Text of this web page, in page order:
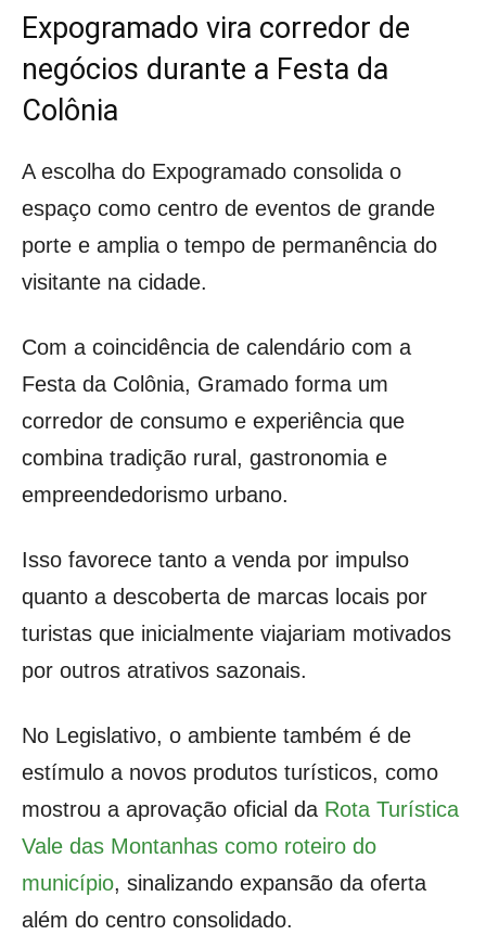
Expogramado vira corredor de
negócios durante a Festa da
Colônia
A escolha do Expogramado consolida o
espaço como centro de eventos de grande
porte e amplia o tempo de permanência do
visitante na cidade.
Com a coincidência de calendário com a
Festa da Colônia, Gramado forma um
corredor de consumo e experiência que
combina tradição rural, gastronomia e
empreendedorismo urbano.
Isso favorece tanto a venda por impulso
quanto a descoberta de marcas locais por
turistas que inicialmente viajariam motivados
por outros atrativos sazonais.
No Legislativo, o ambiente também é de
estímulo a novos produtos turísticos, como
mostrou a aprovação oficial da Rota Turística
Vale das Montanhas como roteiro do
município, sinalizando expansão da oferta
além do centro consolidado.